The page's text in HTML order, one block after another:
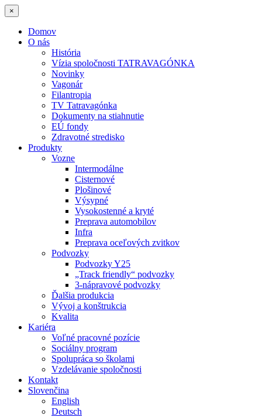
×
Domov
O nás
História
Vízia spoločnosti TATRAVAGÓNKA
Novinky
Vagonár
Filantropia
TV Tatravagónka
Dokumenty na stiahnutie
EÚ fondy
Zdravotné stredisko
Produkty
Vozne
Intermodálne
Cisternové
Plošinové
Výsypné
Vysokostenné a kryté
Preprava automobilov
Infra
Preprava oceľových zvitkov
Podvozky
Podvozky Y25
„Track friendly“ podvozky
3-nápravové podvozky
Ďalšia produkcia
Vývoj a konštrukcia
Kvalita
Kariéra
Voľné pracovné pozície
Sociálny program
Spolupráca so školami
Vzdelávanie spoločnosti
Kontakt
Slovenčina
English
Deutsch